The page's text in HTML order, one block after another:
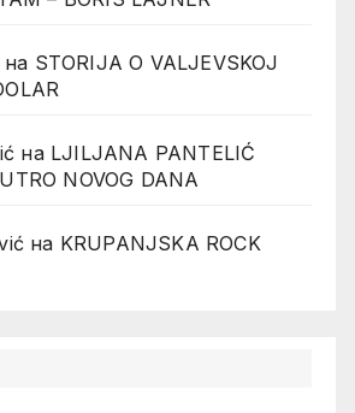
STORIJA O VALJEVSKOJ
на LJILJANA PANTELIĆ
NOVOG DANA
на KRUPANJSKA ROCK